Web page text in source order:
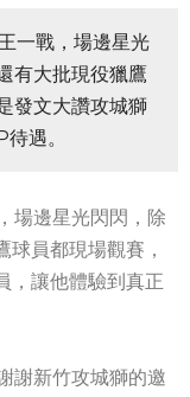
一戰，場邊星光
有大批現役獵鷹
發文大讚攻城獅
遇。
場邊星光閃閃，除
員都現場觀賽，
，讓他體驗到真正
謝新竹攻城獅的邀